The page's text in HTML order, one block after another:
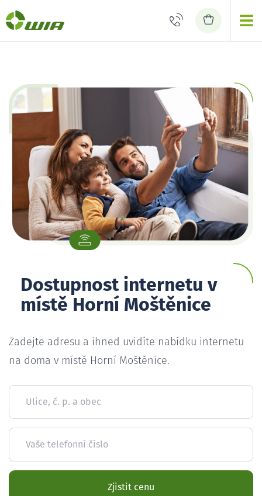
Dostupnost internetu v
místě Horní Moštěnice
Zadejte adresu a ihned uvidíte nabídku internetu
na doma v místě Horní Moštěnice.
Ulice, č. p. a obec
Vaše telefonní číslo
Zjistit cenu